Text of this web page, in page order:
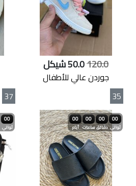
120.0
جوردن عالي للأطفال
35
37
00
أيام
00
ساعات
00
دقائق
00
ثواني
00
ثواني